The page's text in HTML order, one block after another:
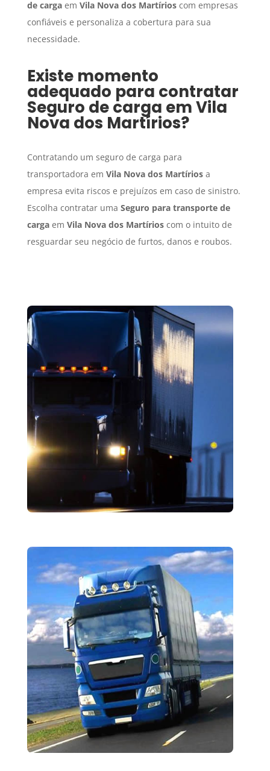
de cargaem Vila Nova dos Martírioscom empresas
confiáveis e personaliza a cobertura para sua
necessidade.
Existe momento
adequado para contratar
Seguro de carga emVila
Nova dos Martírios?
Contratando um seguro de carga para
transportadora em Vila Nova dos Martíriosa
empresa evita riscos e prejuízos em caso de sinistro.
Escolha contratar uma Seguro para transporte de
cargaem Vila Nova dos Martírioscom o intuito de
resguardar seu negócio de furtos, danos e roubos.